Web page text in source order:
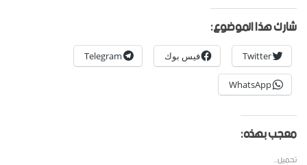
شارك هذا الموضوع:
Twitter فيس بوك Telegram
WhatsApp
معجب بهذه:
تحميل...